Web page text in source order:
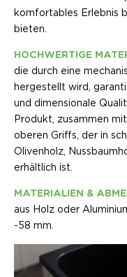
komfortables Erlebnis
bieten.
HOCHWERTIGE
die durch eine
hergestellt wird,
und dimensionale
Produkt, zusammen
oberen Griffs, der in
Olivenholz,
erhältlich ist.
MATERIALIEN &
aus Holz oder
-58 mm.